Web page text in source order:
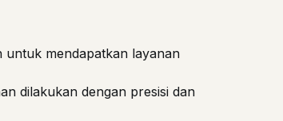
untuk mendapatkan layanan
dilakukan dengan presisi dan